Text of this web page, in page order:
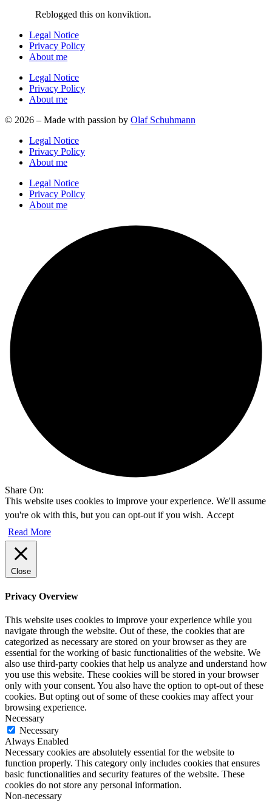
Reblogged this on konviktion.
Legal Notice
Privacy Policy
About me
Legal Notice
Privacy Policy
About me
© 2026 – Made with passion by Olaf Schuhmann
Legal Notice
Privacy Policy
About me
Legal Notice
Privacy Policy
About me
Share On:
This website uses cookies to improve your experience. We'll assume
you're ok with this, but you can opt-out if you wish. Accept
Read More
Close
Privacy Overview
This website uses cookies to improve your experience while you
navigate through the website. Out of these, the cookies that are
categorized as necessary are stored on your browser as they are
essential for the working of basic functionalities of the website. We
also use third-party cookies that help us analyze and understand how
you use this website. These cookies will be stored in your browser
only with your consent. You also have the option to opt-out of these
cookies. But opting out of some of these cookies may affect your
browsing experience.
Necessary
Necessary
Always Enabled
Necessary cookies are absolutely essential for the website to
function properly. This category only includes cookies that ensures
basic functionalities and security features of the website. These
cookies do not store any personal information.
Non-necessary